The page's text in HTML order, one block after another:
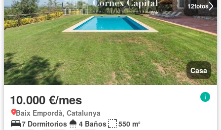
12fotos
Casa
10.000 €/mes
Baix Empordà, Catalunya
7 Dormitorios
4 Baños
550 m²